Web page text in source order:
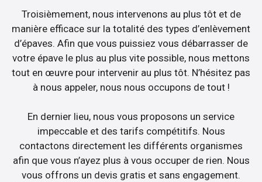
Troisièmement, nous intervenons au plus tôt et de
manière efficace sur la totalité des types d’enlèvement
d’épaves. Afin que vous puissiez vous débarrasser de
votre épave le plus au plus vite possible, nous mettons
tout en œuvre pour intervenir au plus tôt. N’hésitez pas
à nous appeler, nous nous occupons de tout !
En dernier lieu, nous vous proposons un service
impeccable et des tarifs compétitifs. Nous
contactons directement les différents organismes
afin que vous n’ayez plus à vous occuper de rien. Nous
vous offrons un devis gratis et sans engagement.